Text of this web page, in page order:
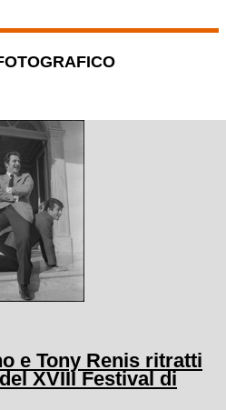
e Tony Renis ritratti
XVIII Festival di